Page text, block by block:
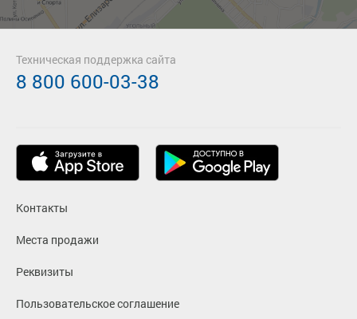
Подробнее
Контакты
Места продажи
Реквизиты
Пользовательское соглашение
Техническая поддержка сайта
8 800 600-03-38